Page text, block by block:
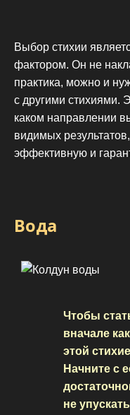
Выбор стихии
фактором. Он не
практика, можно и
с другими стихиями.
каком направлении
видимых
эффективную и
Вода
Чтобы
вначале
этой
Начните с
не